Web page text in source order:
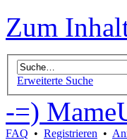
Zum
Erweiterte Suche
-=)
FAQ • Registrieren •